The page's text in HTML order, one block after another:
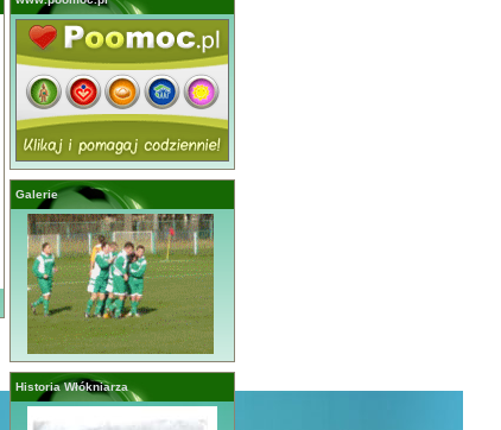
Galerie
Historia Włókniarza